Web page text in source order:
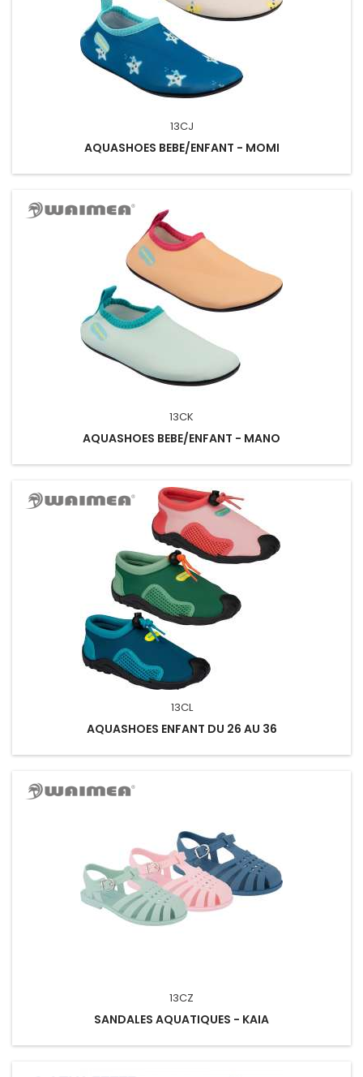
13CJ
AQUASHOES BEBE/ENFANT - MOMI
13CK
AQUASHOES BEBE/ENFANT - MANO
13CL
AQUASHOES ENFANT DU 26 AU 36
13CZ
SANDALES AQUATIQUES - KAIA